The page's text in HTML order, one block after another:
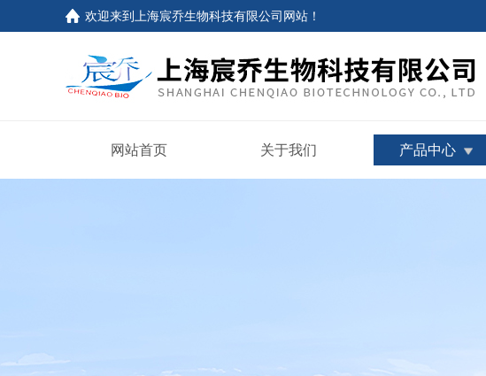
欢迎来到上海宸乔生物科技有限公司网站！
网站首页 关于我们 产品中心